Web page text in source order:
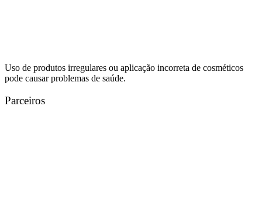
Uso de produtos irregulares ou aplicação incorreta de cosméticos
pode causar problemas de saúde.
Parceiros